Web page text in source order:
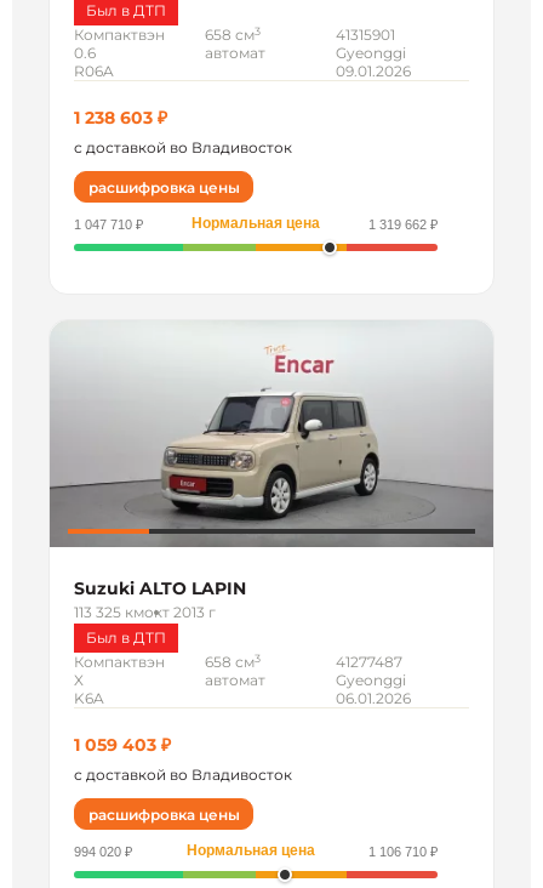
Был в ДТП
Компактвэн
0.6
R06A
658 см3
автомат
41315901
Gyeonggi
09.01.2026
1 238 603 ₽
с доставкой во Владивосток
расшифровка цены
1 047 710 ₽ Нормальная цена 1 319 662 ₽
Suzuki ALTO LAPIN
113 325 кмокт 2013 г
Был в ДТП
Компактвэн
X
K6A
658 см3
автомат
41277487
Gyeonggi
06.01.2026
1 059 403 ₽
с доставкой во Владивосток
расшифровка цены
994 020 ₽ Нормальная цена 1 106 710 ₽